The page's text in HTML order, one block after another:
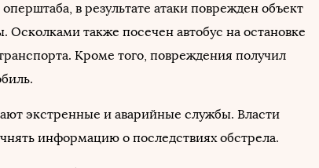
в результате атаки поврежден объект
Осколками также посечен автобус на остановке
Кроме того, повреждения получил
экстренные и аварийные службы. Власти
информацию о последствиях обстрела.